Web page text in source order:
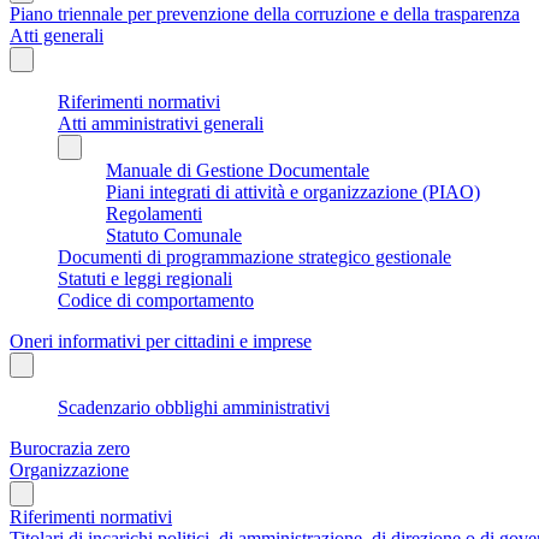
Piano triennale per prevenzione della corruzione e della trasparenza
Atti generali
Riferimenti normativi
Atti amministrativi generali
Manuale di Gestione Documentale
Piani integrati di attività e organizzazione (PIAO)
Regolamenti
Statuto Comunale
Documenti di programmazione strategico gestionale
Statuti e leggi regionali
Codice di comportamento
Oneri informativi per cittadini e imprese
Scadenzario obblighi amministrativi
Burocrazia zero
Organizzazione
Riferimenti normativi